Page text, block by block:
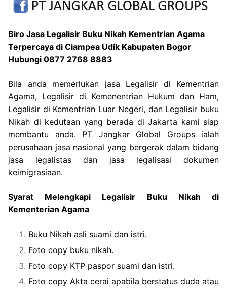
Biro Jasa Legalisir Buku Nikah Kementrian Agama
Terpercaya di Ciampea Udik Kabupaten Bogor
Hubungi 0877 2768 8883
Bila anda memerlukan jasa Legalisir di Kementrian
Agama, Legalisir di Kemenentrian Hukum dan Ham,
Legalisir di Kementrian Luar Negeri, dan Legalisir buku
Nikah di kedutaan yang berada di Jakarta kami siap
membantu anda. PT Jangkar Global Groups ialah
perusahaan jasa nasional yang bergerak dalam bidang
jasa legalistas dan jasa legalisasi dokumen
keimigrasiaan.
Syarat Melengkapi Legalisir Buku Nikah di
Kementerian Agama
Buku Nikah asli suami dan istri.
Foto copy buku nikah.
Foto copy KTP paspor suami dan istri.
Foto copy Akta cerai apabila berstatus duda atau